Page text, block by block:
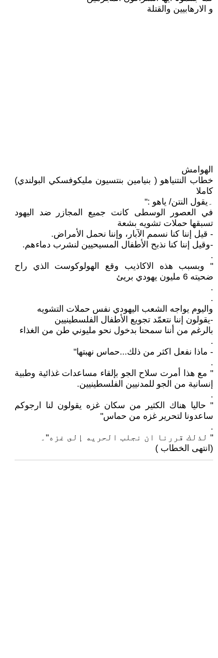
و الارهابيين والقتلة
الهوامش
خطاب النتنياهو ( بنيامين بنتسيون مليكوفسكي البولندي)
كاملا
۔يقول النتن/ ياهو :"
في العصور الوسطى كانت جميع المجازر ضد اليهود
تسبقها حملات تشويه بشعة
- قيل إننا كنا نسمم الآبار، وإننا نحمل الأمراض.
-وقيل إننا كنا نذبح الأطفال المسيحيين لنشرب دماءهم.
.
" وبسبب هذه الاكاذيب وقع الهولوكوست الذي راح
ضحيته 6 مليون يهودي بريئ
.
.
واليوم يواجه الشعب اليهودي نفس حملات التشويه
-يقولون إننا نتعمّد تجويع الأطفال الفلسطينيين
بالرغم من أننا سمحنا بدخول نحو مليوني طن من الغذاء
.
- ماذا نفعل اكثر من ذلك...حماس نهبتها"
.
" مع هذا أمرت سلاح الجو بإلقاء مساعدات غذائية وطبية
إنسانية من الجو للمدنيين الفلسطينيين.
.
" حاليا هناك الكثير من سكان غزه يقولون لنا ارجوكم
ساعدونا لتحرير غزه من حماس"
.
" لذلك قررنا ان نجلب الحريه إلى غزه"۔
(انتهى الخطاب )